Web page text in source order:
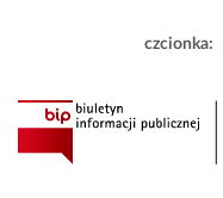
czcionka: